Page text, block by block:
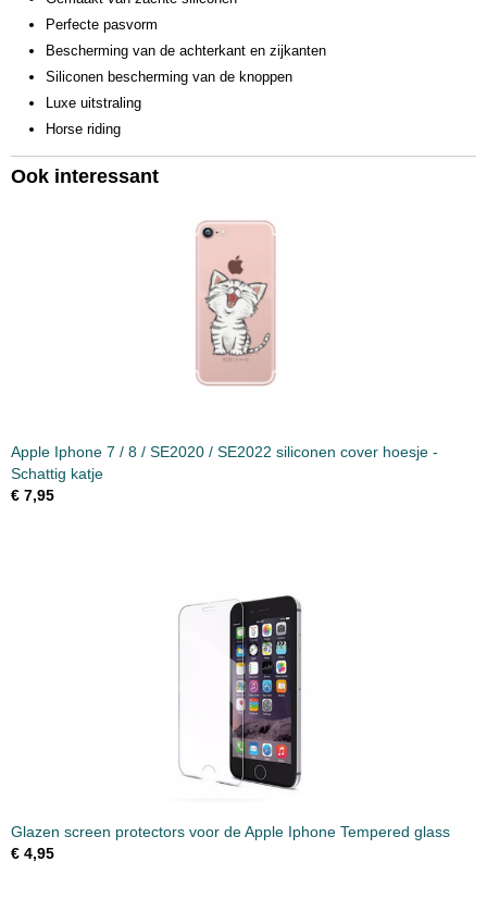
Perfecte pasvorm
Bescherming van de achterkant en zijkanten
Siliconen bescherming van de knoppen
Luxe uitstraling
Horse riding
Ook interessant
Apple Iphone 7 / 8 / SE2020 / SE2022 siliconen cover hoesje -
Schattig katje
€ 7,95
Glazen screen protectors voor de Apple Iphone Tempered glass
€ 4,95